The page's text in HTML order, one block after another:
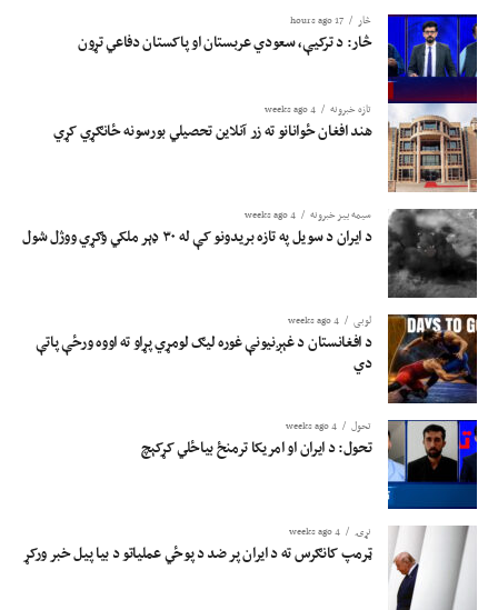
څار 17 hours ago
څار: د ترکیې، سعودي عربستان او پاکستان دفاعي تړون
تازه خبرونه 4 weeks ago
هند افغان ځوانانو ته زر آنلاین تحصیلي بورسونه ځانګړي کړي
سیمه ییز خبرونه 4 weeks ago
د ایران د سویل په تازه بریدونو کې له ۳۰ ډېر ملکي وګړي ووژل شول
لوبی 4 weeks ago
د افغانستان د غېږنیونې غوره لیګ لومړي پړاو ته اووه ورځې پاتې
دي
تحول 4 weeks ago
تحول: د ایران او امریکا ترمنځ بیاځلي کړکېچ
نړۍ 4 weeks ago
ټرمپ کانګرس ته د ایران پر ضد د پوځي عملیاتو د بیا پیل خبر ورکړ